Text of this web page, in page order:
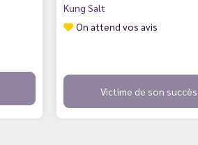
Kung Salt
On attend vos avis
Victime de son succès